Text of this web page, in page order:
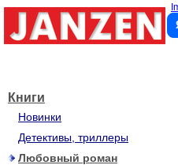
Книги
Новинки
Детективы, триллеры
Любовный роман